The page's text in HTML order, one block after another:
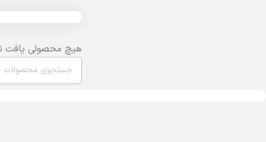
هیچ محصولی یافت